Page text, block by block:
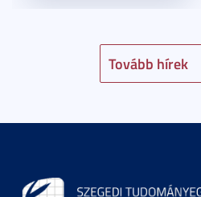
Tovább hírek